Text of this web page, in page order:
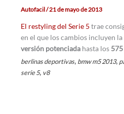
Autofacil/21 de mayo de 2013
El restyling del Serie 5 trae
en el que los cambios incluyen
versión potenciadahasta los 575
berlinas deportivas, bmw m5 2013,
serie 5, v8